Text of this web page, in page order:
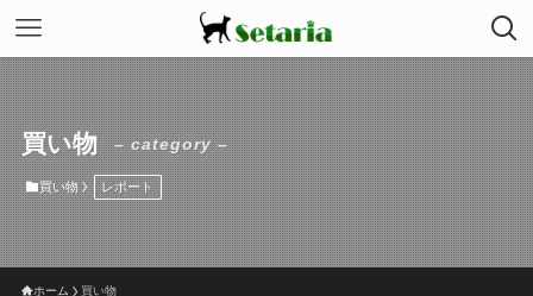
買い物 – category –
買い物 レポート
ホーム 買い物